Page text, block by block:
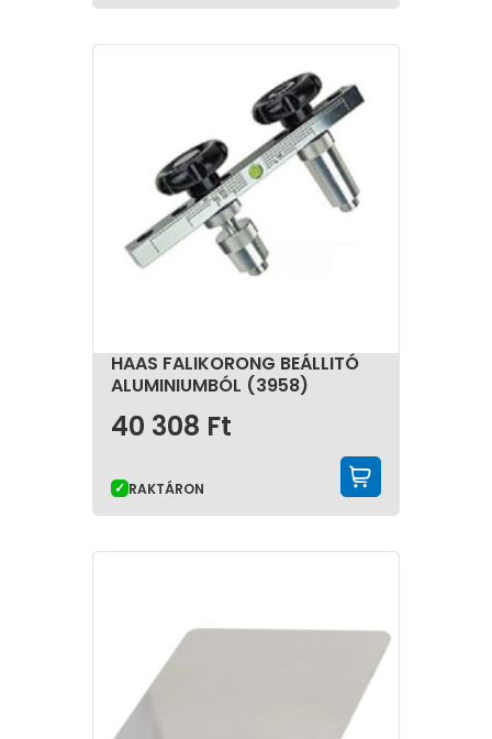
környezetben is.A megfelelő szerszám kiválasztásával
hanem biztosíthatjuk a kiváló minőségű munkavégzést
is, legyen az bármilyen komplex vagy egyszerű feladat.
HAAS FALIKORONG BEÁLLITÓ
ALUMINIUMBÓL (3958)
40 308 Ft
RAKTÁRON